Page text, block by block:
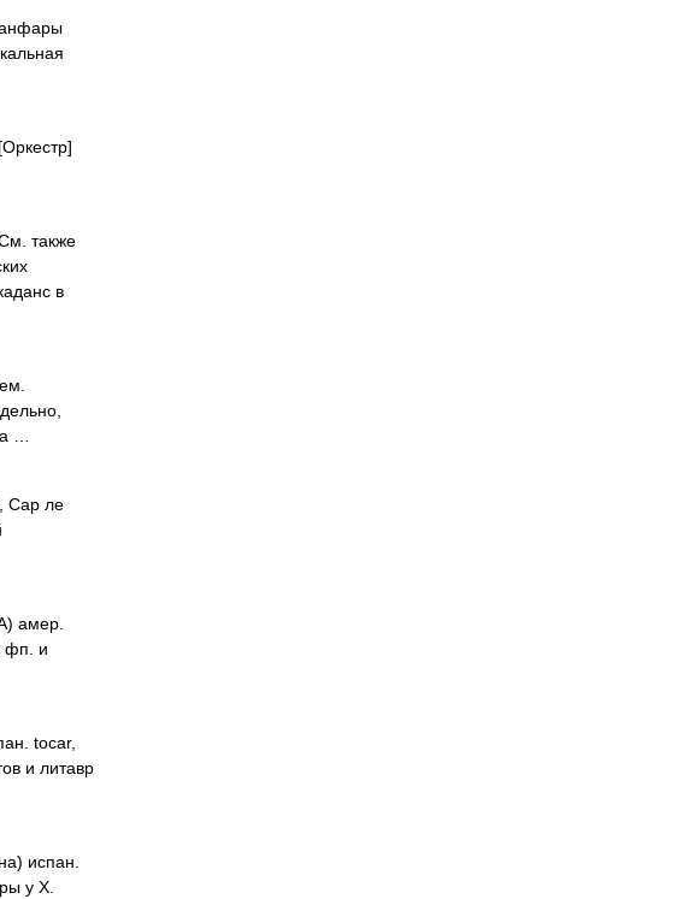
также
в
…
Сар ле
амер.
фп. и
tocar,
и литавр
испан.
у X.